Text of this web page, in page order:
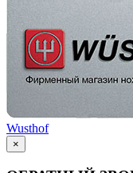
Wusthof
×